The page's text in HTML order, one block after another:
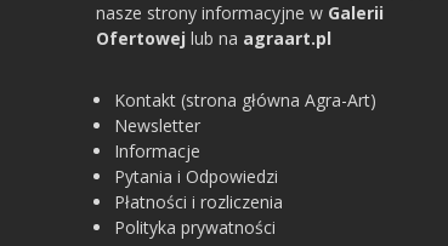
nasze strony informacyjne w Galerii
Ofertowej lub na agraart.pl
Kontakt (strona główna Agra-Art)
Newsletter
Informacje
Pytania i Odpowiedzi
Płatności i rozliczenia
Polityka prywatności